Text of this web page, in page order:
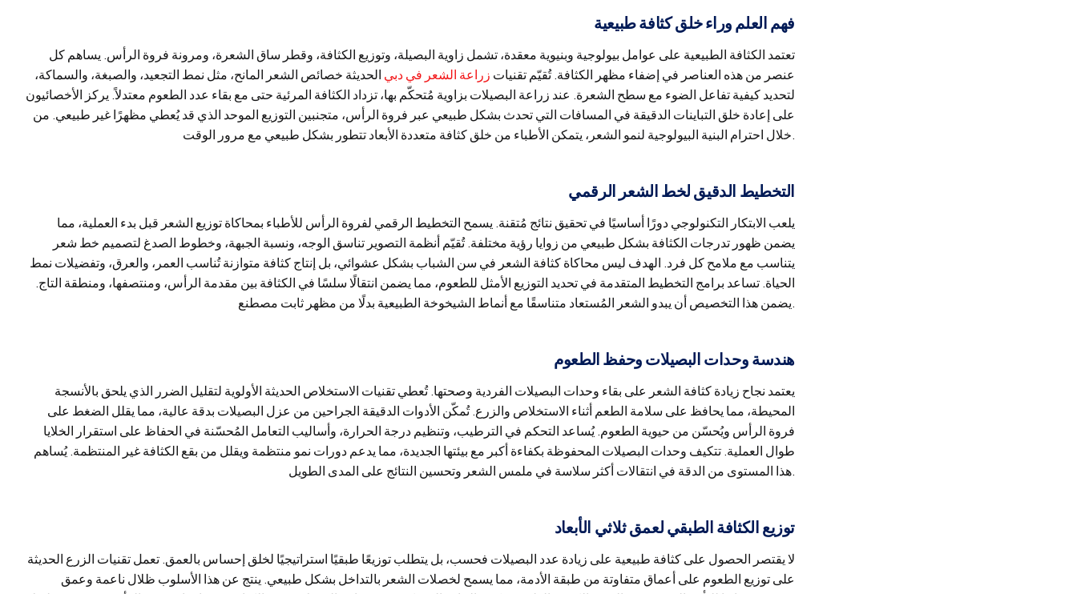
فهم العلم وراء خلق كثافة طبيعية
تعتمد الكثافة الطبيعية على عوامل بيولوجية وبنيوية معقدة، تشمل زاوية البصيلة، وتوزيع الكثافة، وقطر ساق الشعرة، ومرونة فروة الرأس. يساهم كل
عنصر من هذه العناصر في إضفاء مظهر الكثافة. تُقيّم تقنيات زراعة الشعر في دبي الحديثة خصائص الشعر المانح، مثل نمط التجعيد، والصبغة، والسماكة،
لتحديد كيفية تفاعل الضوء مع سطح الشعرة. عند زراعة البصيلات بزاوية مُتحكّم بها، تزداد الكثافة المرئية حتى مع بقاء عدد الطعوم معتدلاً. يركز الأخصائيون
على إعادة خلق التباينات الدقيقة في المسافات التي تحدث بشكل طبيعي عبر فروة الرأس، متجنبين التوزيع الموحد الذي قد يُعطي مظهرًا غير طبيعي. من
خلال احترام البنية البيولوجية لنمو الشعر، يتمكن الأطباء من خلق كثافة متعددة الأبعاد تتطور بشكل طبيعي مع مرور الوقت.
التخطيط الدقيق لخط الشعر الرقمي
يلعب الابتكار التكنولوجي دورًا أساسيًا في تحقيق نتائج مُتقنة. يسمح التخطيط الرقمي لفروة الرأس للأطباء بمحاكاة توزيع الشعر قبل بدء العملية، مما
يضمن ظهور تدرجات الكثافة بشكل طبيعي من زوايا رؤية مختلفة. تُقيّم أنظمة التصوير تناسق الوجه، ونسبة الجبهة، وخطوط الصدغ لتصميم خط شعر
يتناسب مع ملامح كل فرد. الهدف ليس محاكاة كثافة الشعر في سن الشباب بشكل عشوائي، بل إنتاج كثافة متوازنة تُناسب العمر، والعرق، وتفضيلات نمط
الحياة. تساعد برامج التخطيط المتقدمة في تحديد التوزيع الأمثل للطعوم، مما يضمن انتقالًا سلسًا في الكثافة بين مقدمة الرأس، ومنتصفها، ومنطقة التاج.
يضمن هذا التخصيص أن يبدو الشعر المُستعاد متناسقًا مع أنماط الشيخوخة الطبيعية بدلًا من مظهر ثابت مصطنع.
هندسة وحدات البصيلات وحفظ الطعوم
يعتمد نجاح زيادة كثافة الشعر على بقاء وحدات البصيلات الفردية وصحتها. تُعطي تقنيات الاستخلاص الحديثة الأولوية لتقليل الضرر الذي يلحق بالأنسجة
المحيطة، مما يحافظ على سلامة الطعم أثناء الاستخلاص والزرع. تُمكّن الأدوات الدقيقة الجراحين من عزل البصيلات بدقة عالية، مما يقلل الضغط على
فروة الرأس ويُحسّن من حيوية الطعوم. يُساعد التحكم في الترطيب، وتنظيم درجة الحرارة، وأساليب التعامل المُحسّنة في الحفاظ على استقرار الخلايا
طوال العملية. تتكيف وحدات البصيلات المحفوظة بكفاءة أكبر مع بيئتها الجديدة، مما يدعم دورات نمو منتظمة ويقلل من بقع الكثافة غير المنتظمة. يُساهم
هذا المستوى من الدقة في انتقالات أكثر سلاسة في ملمس الشعر وتحسين النتائج على المدى الطويل.
توزيع الكثافة الطبقي لعمق ثلاثي الأبعاد
لا يقتصر الحصول على كثافة طبيعية على زيادة عدد البصيلات فحسب، بل يتطلب توزيعًا طبقيًا استراتيجيًا لخلق إحساس بالعمق. تعمل تقنيات الزرع الحديثة
على توزيع الطعوم على أعماق متفاوتة من طبقة الأدمة، مما يسمح لخصلات الشعر بالتداخل بشكل طبيعي. ينتج عن هذا الأسلوب ظلال ناعمة وعمق